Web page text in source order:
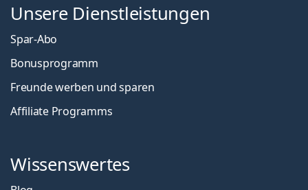
Unsere Dienstleistungen
Spar-Abo
Bonusprogramm
Freunde werben und sparen
Affiliate Programms
Wissenswertes